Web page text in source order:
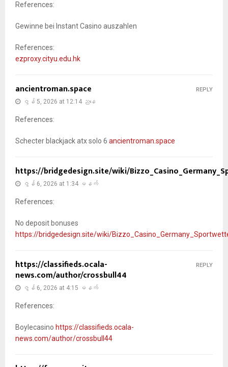
References:
Gewinne bei Instant Casino auszahlen
References:
ezproxy.cityu.edu.hk
ancientroman.space
ဇွန် 5, 2026 at 12:14 ညနေ
References:
Schecter blackjack atx solo 6 ancientroman.space
REPLY
https://bridgedesign.site/wiki/
ဇွန် 6, 2026 at 1:34 မနက်
References:
No deposit bonuses
https://bridgedesign.site/wiki/
https://classifieds.ocala-
news.com/author/crossbull44
ဇွန် 6, 2026 at 4:15 မနက်
References:
Boylecasino https://classifieds.ocala-
news.com/author/crossbull44
REPLY